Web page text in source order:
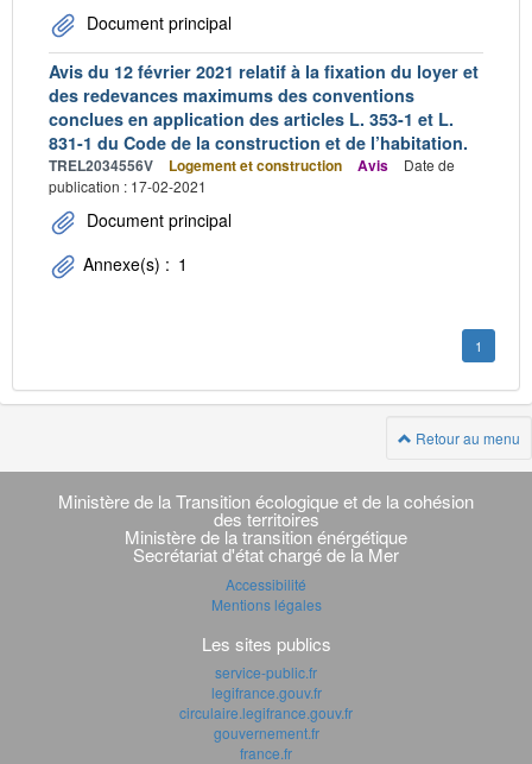
Document principal
Avis du 12 février 2021 relatif à la fixation du loyer et
des redevances maximums des conventions
conclues en application des articles L. 353-1 et L.
831-1 du Code de la construction et de l’habitation.
TREL2034556V Logement et construction Avis
Date de
publication : 17-02-2021
Document principal
Annexe(s) : 1
1
Retour au menu
Navigation
transverse
Ministère de la Transition écologique et de la cohésion
des territoires
Ministère de la transition énérgétique
Secrétariat d'état chargé de la Mer
Accessibilité
Mentions légales
Les sites publics
service-public.fr
legifrance.gouv.fr
circulaire.legifrance.gouv.fr
gouvernement.fr
france.fr